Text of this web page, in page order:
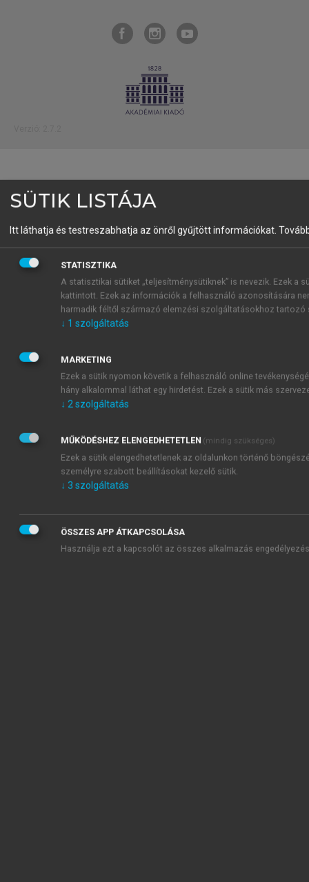
SÜTIK LISTÁJA
Itt láthatja és testreszabhatja az önről gyűjtött információkat.
STATISZTIKA
A statisztikai sütiket „teljesítménysütiknek” is nevezik. Ezek
kattintott. Ezek az információk a felhasználó azonosítására
harmadik féltől származó elemzési szolgáltatásokhoz
↓ 1 szolgáltatás
MARKETING
Ezek a sütik nyomon követik a felhasználó online
hány alkalommal láthat egy hirdetést. Ezek a sütik más
↓ 2szolgáltatás
MŰKÖDÉSHEZ ELENGEDHETETLEN (mindig szükséges)
Ezek a sütik elengedhetetlenek az oldalunkon történő
személyre szabott beállításokat kezelő sütik.
↓ 3 szolgáltatás
ÖSSZES APP ÁTKAPCSOLÁSA
Használja ezt a kapcsolót az összes alkalmazás